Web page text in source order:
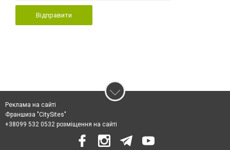
Відправити
Реклама на сайті
Франшиза "CitySites"
+38099 532 0532 розміщення на сайті